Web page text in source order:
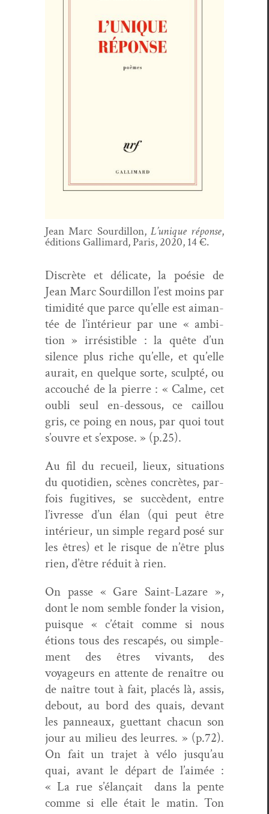
Jean Marc Sour­dil­lon, L’unique réponse,
édi­tions Gal­li­mard, Paris, 2020, 14 €.
Dis­crète et déli­cate, la poésie de
Jean Marc Sour­dil­lon l’est moins par
timid­ité que parce qu’elle est aiman­
tée de l’intérieur par une « ambi­
tion » irré­sistible : la quête d’un
silence plus riche qu’elle, et qu’elle
aurait, en quelque sorte, sculp­té, ou
accouché de la pierre : « Calme, cet
oubli seul en-dessous, ce cail­lou
gris, ce poing en nous, par quoi tout
s’ouvre et s’expose. » (p.25).
Au fil du recueil, lieux, sit­u­a­tions
du quo­ti­di­en, scènes con­crètes, par­
fois fugi­tives, se suc­cè­dent, entre
l’ivresse d’un élan (qui peut être
intérieur, un sim­ple regard posé sur
les êtres) et le risque de n’être plus
rien, d’être réduit à rien.
On passe « Gare Saint-Lazare »,
dont le nom sem­ble fonder la vision,
puisque « c’était comme si nous
étions tous des rescapés, ou sim­ple­
ment des êtres vivants, des
voyageurs en attente de renaître ou
de naître tout à fait, placés là, assis,
debout, au bord des quais, devant
les pan­neaux, guet­tant cha­cun son
jour au milieu des leur­res. » (p.72).
On fait un tra­jet à vélo jusqu’au
quai, avant le départ de l’aimée :
« La rue s’élançait
dans la pente
comme si elle était le matin. Ton